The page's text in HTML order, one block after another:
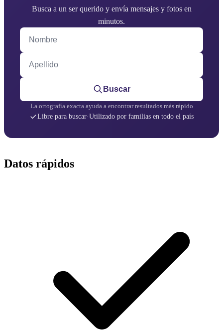
Busca a un ser querido y envía mensajes y fotos en
minutos.
Nombre
Apellido
Buscar
La ortografía exacta ayuda a encontrar resultados más rápido
Libre para buscar·Utilizado por familias en todo el país
Datos rápidos